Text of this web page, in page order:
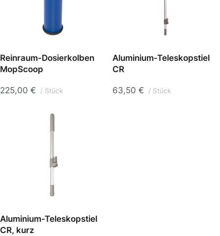
Reinraum-Dosierkolben
MopScoop
225,00 € Stück
Aluminium-Teleskopstiel
CR
63,50 € Stück
Aluminium-Teleskopstiel
CR, kurz